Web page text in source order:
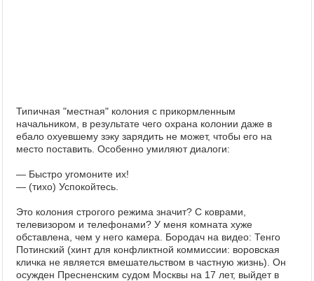
Типичная "местная" колония с прикормленным
начальником, в результате чего охрана колонии даже в
ебало охуевшему зэку зарядить не может, чтобы его на
место поставить. Особенно умиляют диалоги:
— Быстро угомоните их!
— (тихо) Успокойтесь.
Это колония строгого режима значит? С коврами,
телевизором и телефонами? У меня комната хуже
обставлена, чем у него камера. Бородач на видео: Тенго
Потинский (хинт для конфликтной коммиссии: воровская
кличка не является вмешательством в частную жизнь). Он
осужден Пресненским судом Москвы на 17 лет, выйдет в